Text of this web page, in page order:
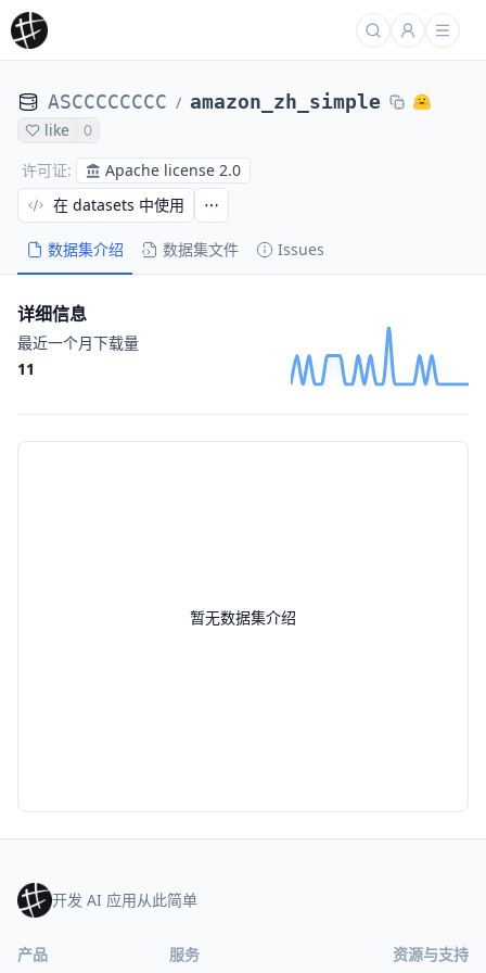
ASCCCCCCCC / amazon_zh_simple
like
0
许可证: Apache license 2.0
数据集介绍 数据集文件 Issues
在 datasets 中使用
暂无数据集介绍
详细信息
最近一个月下载量
11
开发 AI 应用从此简单
产品 服务 资源与支持